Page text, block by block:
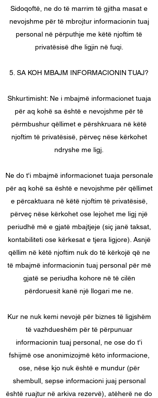
Sidoqoftë, ne do të marrim të gjitha masat e
nevojshme për të mbrojtur informacionin tuaj
personal në përputhje me këtë njoftim të
privatësisë dhe ligjin në fuqi.
5. SA KOH MBAJM INFORMACIONIN TUAJ?
Shkurtimisht: Ne i mbajmë informacionet tuaja
për aq kohë sa është e nevojshme për të
përmbushur qëllimet e përshkruara në këtë
njoftim të privatësisë, përveç nëse kërkohet
ndryshe me ligj.
Ne do t'i mbajmë informacionet tuaja personale
për aq kohë sa është e nevojshme për qëllimet
e përcaktuara në këtë njoftim të privatësisë,
përveç nëse kërkohet ose lejohet me ligj një
periudhë më e gjatë mbajtjeje (siç janë taksat,
kontabiliteti ose kërkesat e tjera ligjore). Asnjë
qëllim në këtë njoftim nuk do të kërkojë që ne
të mbajmë informacionin tuaj personal për më
gjatë se periudha kohore në të cilën
përdoruesit kanë një llogari me ne.
Kur ne nuk kemi nevojë për biznes të ligjshëm
të vazhdueshëm për të përpunuar
informacionin tuaj personal, ne ose do t'i
fshijmë ose anonimizojmë këto informacione,
ose, nëse kjo nuk është e mundur (për
shembull, sepse informacioni juaj personal
është ruajtur në arkiva rezervë), atëherë ne do